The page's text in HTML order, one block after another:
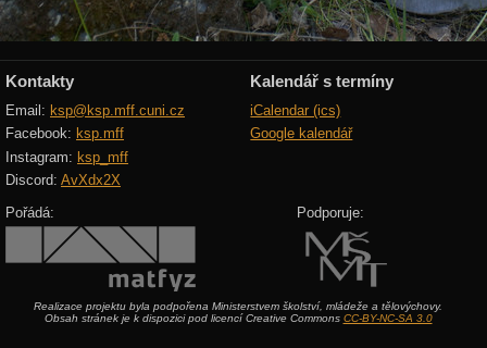
Kontakty
Email: ksp@ksp.mff.cuni.cz
Facebook: ksp.mff
Instagram: ksp_mff
Discord: AvXdx2X
Kalendář s termíny
iCalendar (ics)
Google kalendář
Pořádá: Podporuje:
Realizace projektu byla podpořena Ministerstvem školství, mládeže a tělovýchovy.
Obsah stránek je k dispozici pod licencí Creative Commons CC-BY-NC-SA 3.0